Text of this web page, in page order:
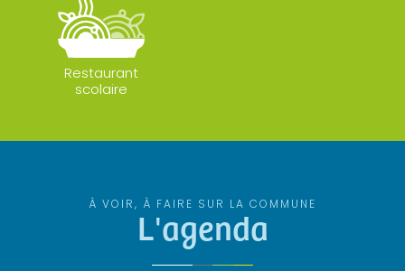
Restaurant
scolaire
À VOIR, À FAIRE SUR LA COMMUNE
L'agenda